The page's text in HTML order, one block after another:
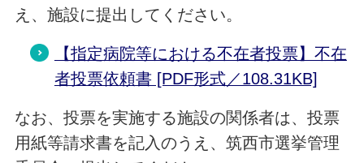
え、施設に提出してください。
【指定病院等における不在者投票】不在
者投票依頼書 [PDF形式／108.31KB]
なお、投票を実施する施設の関係者は、投票
用紙等請求書を記入のうえ、筑西市選挙管理